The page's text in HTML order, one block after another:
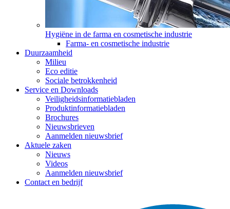
Hygiëne in de farma en cosmetische industrie
Farma- en cosmetische industrie
Duurzaamheid
Milieu
Eco editie
Sociale betrokkenheid
Service en Downloads
Veiligheidsinformatiebladen
Produktinformatiebladen
Brochures
Nieuwsbrieven
Aanmelden nieuwsbrief
Aktuele zaken
Nieuws
Videos
Aanmelden nieuwsbrief
Contact en bedrijf